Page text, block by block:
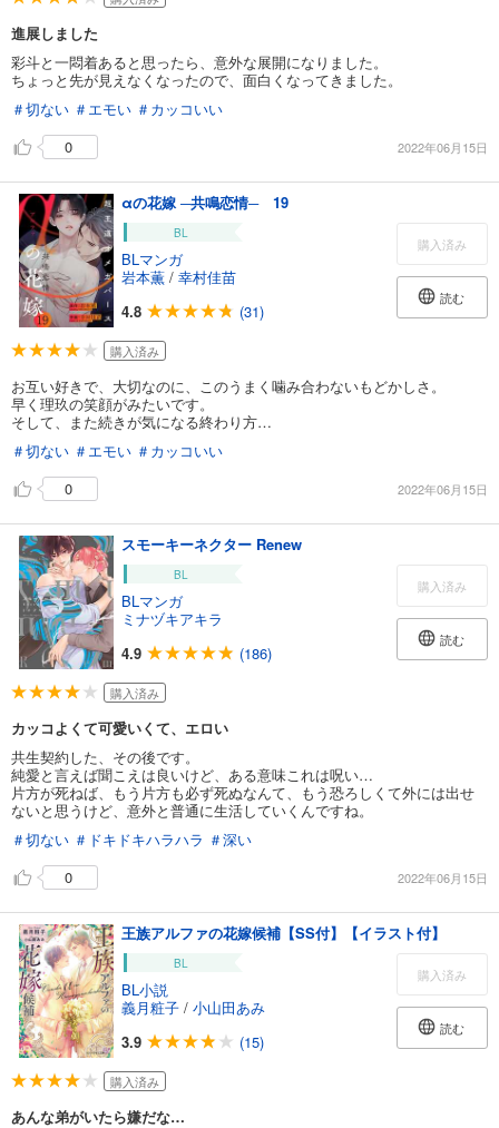
進展しました
彩斗と一悶着あると思ったら、意外な展開になりました。
ちょっと先が見えなくなったので、面白くなってきました。
＃切ない ＃エモい ＃カッコいい
0
2022年06月15日
αの花嫁 ─共鳴恋情─ 19
BL
BLマンガ
岩本薫 / 幸村佳苗
4.8
(31)
購入済み
読む
購入済み
お互い好きで、大切なのに、このうまく噛み合わないもどかしさ。
早く理玖の笑顔がみたいです。
そして、また続きが気になる終わり方…
＃切ない ＃エモい ＃カッコいい
0
2022年06月15日
スモーキーネクター Renew
BL
BLマンガ
ミナヅキアキラ
4.9
(186)
購入済み
読む
購入済み
カッコよくて可愛いくて、エロい
共生契約した、その後です。
純愛と言えば聞こえは良いけど、ある意味これは呪い…
片方が死ねば、もう片方も必ず死ぬなんて、もう恐ろしくて外には出せ
ないと思うけど、意外と普通に生活していくんですね。
＃切ない ＃ドキドキハラハラ ＃深い
0
2022年06月15日
王族アルファの花嫁候補【SS付】【イラスト付】
BL
BL小説
義月粧子 / 小山田あみ
3.9
(15)
購入済み
読む
購入済み
あんな弟がいたら嫌だな…